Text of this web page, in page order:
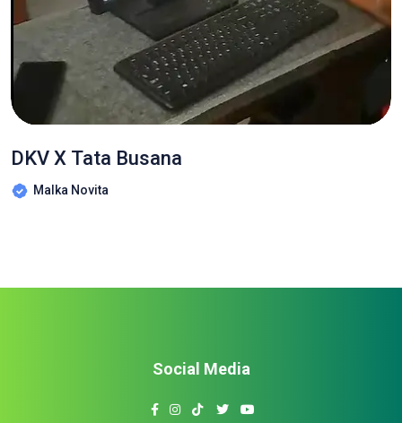
DKV X Tata Busana
Malka Novita
Social Media